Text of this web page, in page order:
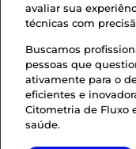
avaliar sua
técnicas com
Buscamos
pessoas que
ativamente para o
eficientes e
Citometria de Fluxo
saúde.